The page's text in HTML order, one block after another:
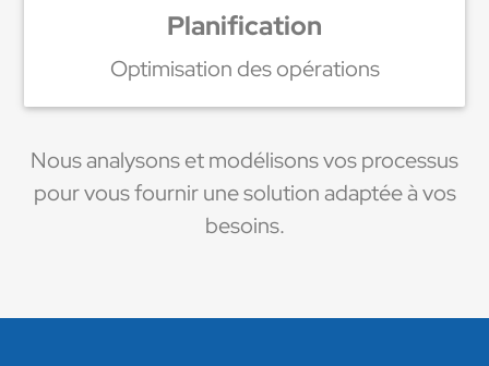
Planification
Optimisation des opérations
Nous analysons et modélisons vos processus
pour vous fournir une solution adaptée à vos
besoins.